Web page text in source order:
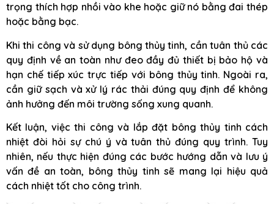
trọng thích hợp nhồi vào khe hoặc giữ nó bằng đai thép
hoặc bằng bạc.
Khi thi công và sử dụng bông thủy tinh, cần tuân thủ các
quy định về an toàn như đeo đầy đủ thiết bị bảo hộ và
hạn chế tiếp xúc trực tiếp với bông thủy tinh. Ngoài ra,
cần giữ sạch và xử lý rác thải đúng quy định để không
ảnh hưởng đến môi trường sống xung quanh.
Kết luận, việc thi công và lắp đặt bông thủy tinh cách
nhiệt đòi hỏi sự chú ý và tuân thủ đúng quy trình. Tuy
nhiên, nếu thực hiện đúng các bước hướng dẫn và lưu ý
vấn đề an toàn, bông thủy tinh sẽ mang lại hiệu quả
cách nhiệt tốt cho công trình.